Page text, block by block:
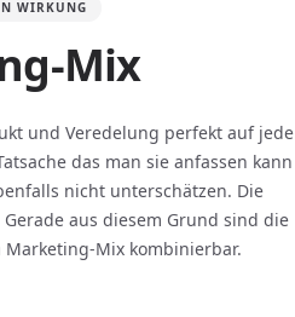
WIRKUNG
Mix
und Veredelung perfekt auf jede
das man sie anfassen kann
nicht unterschätzen. Die
aus diesem Grund sind die
Mix kombinierbar.